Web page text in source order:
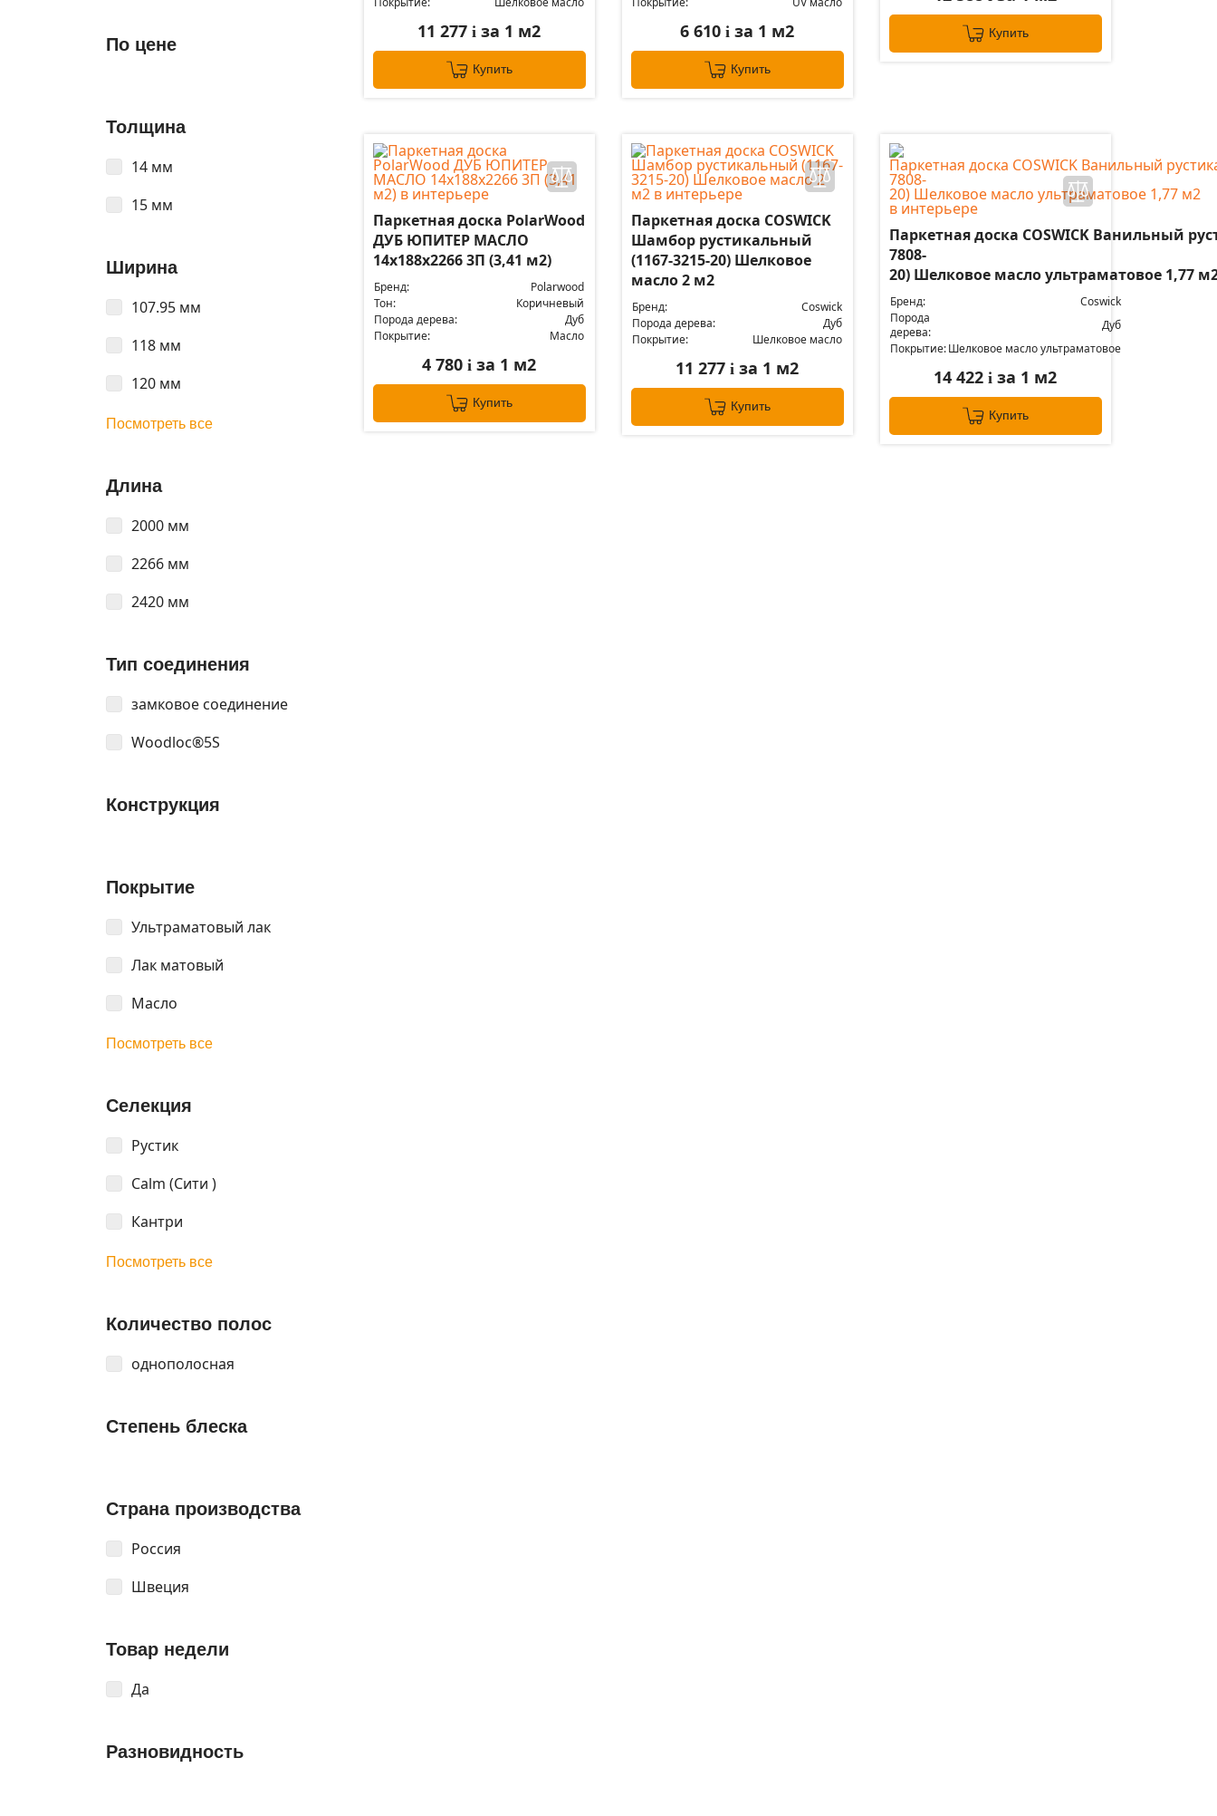
По цене
Толщина
14 мм
15 мм
Ширина
107.95 мм
118 мм
120 мм
Посмотреть все
Длина
2000 мм
2266 мм
2420 мм
Тип соединения
замковое соединение
Woodloc®5S
Конструкция
Покрытие
Ультраматовый лак
Лак матовый
Масло
Посмотреть все
Селекция
Рустик
Calm (Сити )
Кантри
Посмотреть все
Количество полос
однополосная
Степень блеска
Страна производства
Россия
Швеция
Товар недели
Да
Разновидность
11 277i за 1 м2
Купить
6 610i за 1 м2
Купить
Купить
Паркетная доска PolarWood
ДУБ ЮПИТЕР МАСЛО
14x188x2266 3П (3,41 м2)
Бренд:
Polarwood
Тон:
Коричневый
Порода дерева:
Дуб
Покрытие:
Масло
4 780i за 1 м2
Купить
Паркетная доска COSWICK
Шамбор рустикальный
(1167-3215-20) Шелковое
масло 2 м2
Бренд:
Coswick
Порода дерева:
Дуб
Покрытие:
Шелковое масло
11 277i за 1 м2
Купить
Паркетная доска COSWICK Ванильный
7808-
20) Шелковое масло ультраматовое 1,77
Бренд:
Coswick
Порода
дерева:
Дуб
Покрытие:Шелковое масло ультраматовое
14 422i за 1 м2
Купить